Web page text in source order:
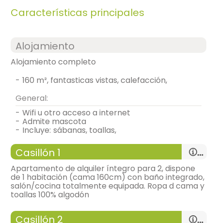
Características principales
Alojamiento
Alojamiento completo
- 160 m², fantasticas vistas, calefacción,
General:
-
wifi u otro acceso a internet
- admite mascota
- incluye: sábanas, toallas,
Casillón 1
Apartamento de alquiler íntegro para 2, dispone
de 1 habitación (cama 160cm) con baño integrado,
salón/cocina totalmente equipada. Ropa d cama y
toallas 100% algodón
-
apartamento con: salón(30 m²), Cocina (15 m²), 1
Casillón 2